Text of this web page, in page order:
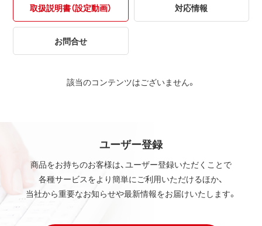
取扱説明書（設定動画） 対応情報
お問合せ
該当のコンテンツはございません。
ユーザー登録
商品をお持ちのお客様は、ユーザー登録いただくことで
各種サービスをより簡単にご利用いただけるほか、
当社から重要なお知らせや最新情報をお届けいたします。